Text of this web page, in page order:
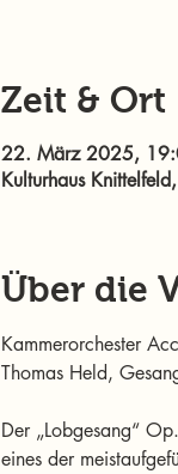
Zeit & Ort
22. März 2025,
Kulturhaus
Über die
Kammerorchester
Thomas Held,
Der „Lobgesang“
eines der